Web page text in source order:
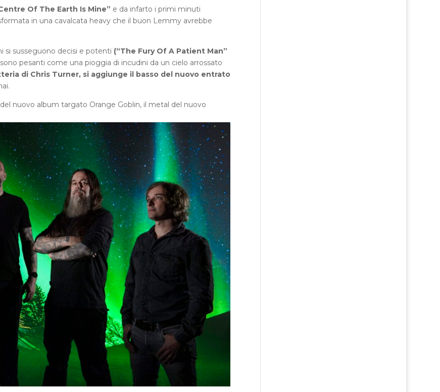
Of The Earth Is Mine” e da infarto i primi minuti
in una cavalcata heavy che il buon Lemmy avrebbe
si susseguono decisi e potenti (“The Fury Of A Patient Man”
pesanti come una pioggia di incudini da un cielo arrossato
di Chris Turner, si aggiunge il basso del nuovo entrato
nuovo album targato Orange Goblin, il metal del nuovo